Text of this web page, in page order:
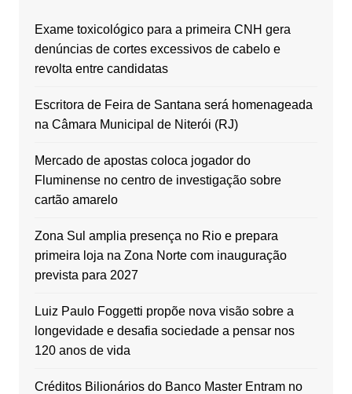
Exame toxicológico para a primeira CNH gera
denúncias de cortes excessivos de cabelo e
revolta entre candidatas
Escritora de Feira de Santana será homenageada
na Câmara Municipal de Niterói (RJ)
Mercado de apostas coloca jogador do
Fluminense no centro de investigação sobre
cartão amarelo
Zona Sul amplia presença no Rio e prepara
primeira loja na Zona Norte com inauguração
prevista para 2027
Luiz Paulo Foggetti propõe nova visão sobre a
longevidade e desafia sociedade a pensar nos
120 anos de vida
Créditos Bilionários do Banco Master Entram no